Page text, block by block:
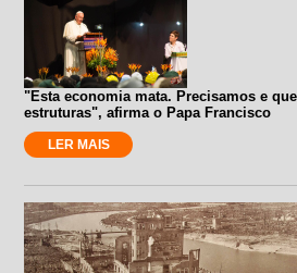
"Esta economia mata. Precisamos e
estruturas", afirma o Papa Francisco
LER MAIS